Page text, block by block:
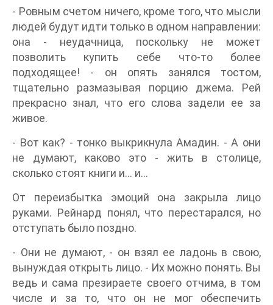
- Ровным счетом ничего, кроме того, что мысли
людей будут идти только в одном направлении:
она - неудачница, поскольку не может
позволить купить себе что-то более
подходящее! - он опять занялся тостом,
тщательно размазывая порцию джема. Рей
прекрасно знал, что его слова задели ее за
живое.
- Вот как? - тонко выкрикнула Амадин. - А они
не думают, каково это - жить в столице,
сколько стоят книги и… и…
От переизбытка эмоций она закрыла лицо
руками. Рейнард понял, что перестарался, но
отступать было поздно.
- Они не думают, - он взял ее ладонь в свою,
вынуждая открыть лицо. - Их можно понять. Вы
ведь и сама презираете своего отчима, в том
числе и за то, что он не мог обеспечить